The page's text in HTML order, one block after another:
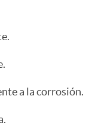
a la corrosión.